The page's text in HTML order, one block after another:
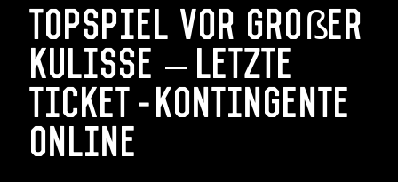
Topspiel vor großer
Kulisse – letzte
Ticket-Kontingente
online